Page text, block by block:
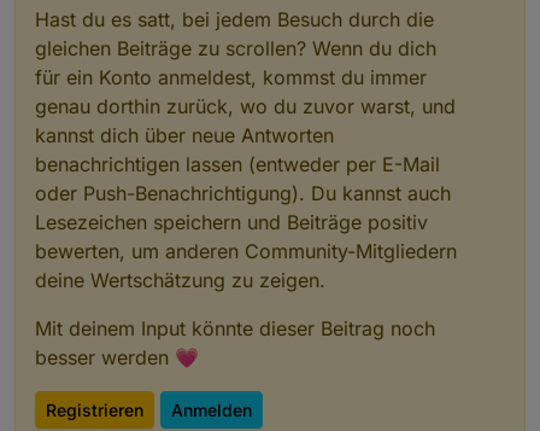
Hast du es satt, bei jedem Besuch durch die
gleichen Beiträge zu scrollen? Wenn du dich
für ein Konto anmeldest, kommst du immer
genau dorthin zurück, wo du zuvor warst, und
kannst dich über neue Antworten
benachrichtigen lassen (entweder per E-Mail
oder Push-Benachrichtigung). Du kannst auch
Lesezeichen speichern und Beiträge positiv
bewerten, um anderen Community-Mitgliedern
deine Wertschätzung zu zeigen.
Mit deinem Input könnte dieser Beitrag noch
besser werden 💗
Registrieren Anmelden